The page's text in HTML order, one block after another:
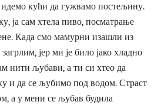
идемо кући да гужвамо постељину.
ја сам хтела пиво, посматрање
Када смо мамурни изашли из
загрлим, јер ми је било јако хладно
нити љубави, а ти си хтео да
и да се љубимо под водом. Страст
а у мени се љубав будила